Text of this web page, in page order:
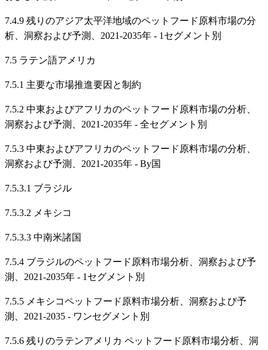
7.4.9 残りのアジア太平洋地域のペットフード原料市場の分
析、洞察および予測、2021-2035年 - 1セグメント別
7.5 ラテン語アメリカ
7.5.1 主要な市場推進要因と制約
7.5.2 中東およびアフリカのペットフード原料市場の分析、
洞察および予測、2021-2035年 - 全セグメント別
7.5.3 中東およびアフリカのペットフード原料市場の分析、
洞察および予測、2021-2035年 - By国
7.5.3.1 ブラジル
7.5.3.2 メキシコ
7.5.3.3 中南米諸国
7.5.4 ブラジルのペットフード原料市場分析、洞察および予
測、2021-2035年 - 1セグメント別
7.5.5 メキシコペットフード原料市場分析、洞察および予
測、2021-2035 - ワンセグメント別
7.5.6 残りのラテンアメリカ ペットフード原料市場分析、洞